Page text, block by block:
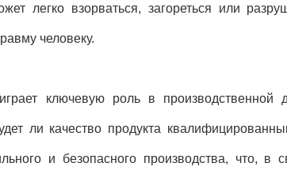
легко взорваться, загореться или
человеку.
ключевую роль в производственной
ли качество продукта
и безопасного производства, что, в